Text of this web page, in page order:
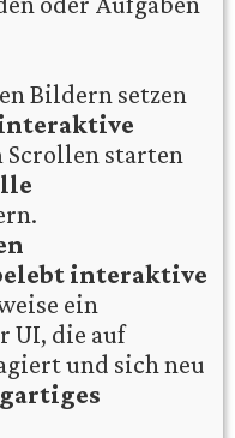
Bildern setzen
Scrollen starten
interaktive
ein
UI, die auf
und sich neu